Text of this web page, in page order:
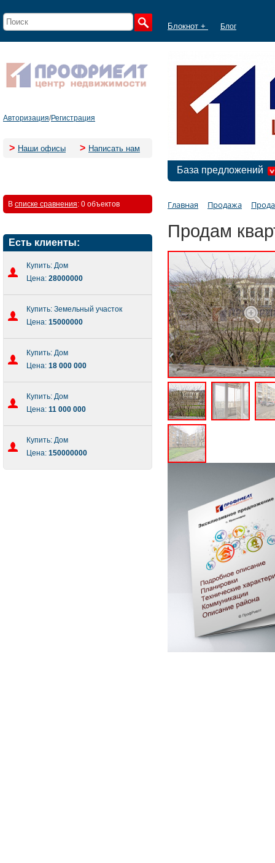
Блокнот + Блог
Авторизация/Регистрация
> Наши офисы > Написать нам
База предложений
В списке сравнения: 0 объектов
Есть клиенты:
Купить: Дом
Цена: 28000000
Купить: Земельный участок
Цена: 15000000
Купить: Дом
Цена: 18 000 000
Купить: Дом
Цена: 11 000 000
Купить: Дом
Цена: 150000000
Главная Продажа
Продам